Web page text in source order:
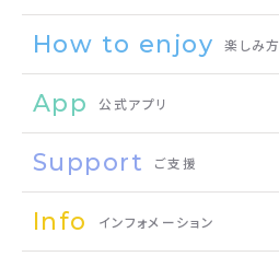
How to enjoy 楽しみ方
App 公式アプリ
Support ご支援
Info インフォメーション